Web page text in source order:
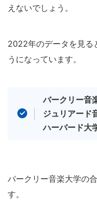
えないでしょう。
2022年のデータを見る
うになっています。
バークリー音
ジュリアード
ハーバード大
バークリー音楽大学の
す。